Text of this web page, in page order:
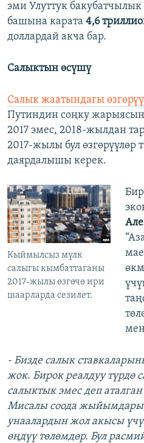
эми Улуттук
башына карата 4,6
доллардай акча бар.
Салыктын өсүшү
Салык жаатындагы
Путиндин соңку
2017 эмес, 2018-жылдан
2017-жылы бул өзгөрүүлөр
даярдалышы керек.
Кыймылсыз мүлк
салыгы кымбаттаганы
2017-жылы өзгөчө ири
шаарларда сезилет.
- Бизде салык
жок. Бирок реалдуу түрдө
салыктык эмес деп
Мисалы соода
унаалардын жол акысы
өңдүү төлөмдөр. Бул